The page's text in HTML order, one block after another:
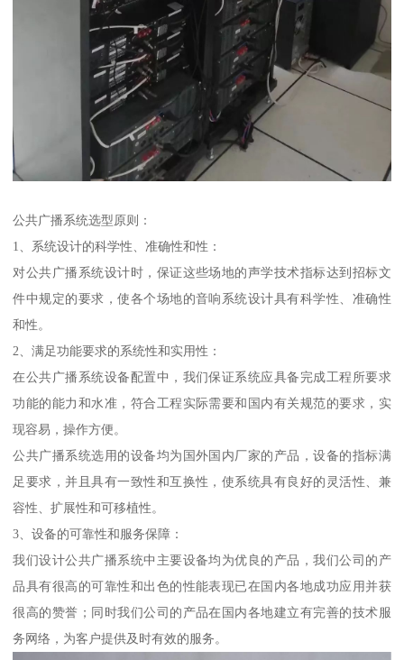
公共广播系统选型原则：
1、系统设计的科学性、准确性和性：
对公共广播系统设计时，保证这些场地的声学技术指标达到招标文
件中规定的要求，使各个场地的音响系统设计具有科学性、准确性
和性。
2、满足功能要求的系统性和实用性：
在公共广播系统设备配置中，我们保证系统应具备完成工程所要求
功能的能力和水准，符合工程实际需要和国内有关规范的要求，实
现容易，操作方便。
公共广播系统选用的设备均为国外国内厂家的产品，设备的指标满
足要求，并且具有一致性和互换性，使系统具有良好的灵活性、兼
容性、扩展性和可移植性。
3、设备的可靠性和服务保障：
我们设计公共广播系统中主要设备均为优良的产品，我们公司的产
品具有很高的可靠性和出色的性能表现已在国内各地成功应用并获
很高的赞誉；同时我们公司的产品在国内各地建立有完善的技术服
务网络，为客户提供及时有效的服务。